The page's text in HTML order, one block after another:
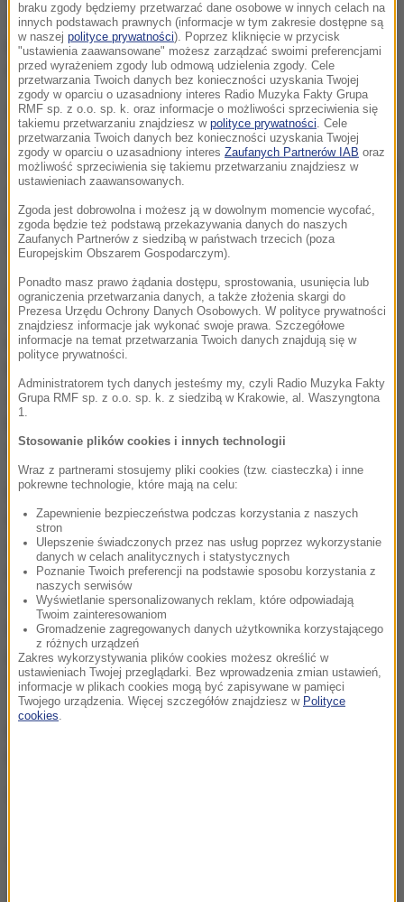
zakrawają na absurd. Brexit obciąża także jej konto-
powiedział Lambsdorff we wtorek w wywiadzie dla
internetowego wydania tygodnika "Der Spiegel".
Merkel, a także minister finansów Wolfgang
Schaeuble dostarczyli populistom argumentów. Pani
kanclerz, działając w kryzysie uchodźczym na własną
rękę, podważyła wszystkie reguły. To wzmocniło
populistów, nie tylko u nas, lecz także ich brytyjskich
towarzyszy- wyjaśnił niemiecki polityk.
Jak dodał, Schaeuble "tak długo utrzymywał Grecję
w strefie euro, aż Wielką Brytanię trzeba było spisać
na straty, ponieważ (eurosceptyczna Partia
spółka mogli dzięki temu wykorzystać obawy
stabilność euro".
Lambsdorff podkreślił, że rząd Niemiec "po prostu
ignorował" zastrzeżenia innych krajów. Jego
zdaniem to właśnie Merkel zainicjowała
renacjonalizację decyzji w UE, domagając się
większej roli państw narodowych kosztem organów
unijnych.W wyniku tego nieufność wobec Niemiec
jako największego kraju członkowskiego wzrosła, co
też wykorzystali zwolennicy Brexitu- zaznaczył.
braku zgody będziemy przetwarzać dane osobowe w innych celach na
innych podstawach prawnych (informacje w tym zakresie dostępne są
w naszej polityce prywatności). Poprzez kliknięcie w przycisk
"ustawienia zaawansowane" możesz zarządzać swoimi preferencjami
przed wyrażeniem zgody lub odmową udzielenia zgody. Cele
przetwarzania Twoich danych bez konieczności uzyskania Twojej
zgody w oparciu o uzasadniony interes Radio Muzyka Fakty Grupa
RMF sp. z o.o. sp. k. oraz informacje o możliwości sprzeciwienia się
takiemu przetwarzaniu znajdziesz w polityce prywatności . Cele
przetwarzania Twoich danych bez konieczności uzyskania Twojej
zgody w oparciu o uzasadniony interes Zaufanych Partnerów IAB oraz
możliwość sprzeciwienia się takiemu przetwarzaniu znajdziesz w
ustawieniach zaawansowanych.
Zgoda jest dobrowolna i możesz ją w dowolnym momencie wycofać,
zgoda będzie też podstawą przekazywania danych do naszych
Zaufanych Partnerów z siedzibą w państwach trzecich (poza
Europejskim Obszarem Gospodarczym).
Ponadto masz prawo żądania dostępu, sprostowania, usunięcia lub
ograniczenia przetwarzania danych, a także złożenia skargi do
Prezesa Urzędu Ochrony Danych Osobowych. W polityce prywatności
znajdziesz informacje jak wykonać swoje prawa. Szczegółowe
informacje na temat przetwarzania Twoich danych znajdują się w
polityce prywatności.
Administratorem tych danych jesteśmy my, czyli Radio Muzyka Fakty
Grupa RMF sp. z o.o. sp. k. z siedzibą w Krakowie, al. Waszyngtona
1.
Stosowanie plików cookies i innych technologii
Wraz z partnerami stosujemy pliki cookies (tzw. ciasteczka) i inne
pokrewne technologie, które mają na celu:
Zapewnienie bezpieczeństwa podczas korzystania z naszych
stron
Ulepszenie świadczonych przez nas usług poprzez wykorzystanie
danych w celach analitycznych i statystycznych
Poznanie Twoich preferencji na podstawie sposobu korzystania z
naszych serwisów
Wyświetlanie spersonalizowanych reklam, które odpowiadają
Twoim zainteresowaniom
Gromadzenie zagregowanych danych użytkownika korzystającego
z różnych urządzeń
Zakres wykorzystywania plików cookies możesz określić w
ustawieniach Twojej przeglądarki. Bez wprowadzenia zmian ustawień,
informacje w plikach cookies mogą być zapisywane w pamięci
Twojego urządzenia. Więcej szczegółów znajdziesz w Polityce
cookies